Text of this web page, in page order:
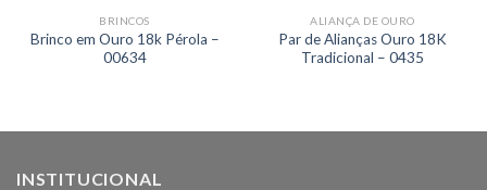
BRINCOS
Brinco em Ouro 18k Pérola –
00634
ALIANÇA DE OURO
Par de Alianças Ouro 18K
Tradicional – 0435
INSTITUCIONAL